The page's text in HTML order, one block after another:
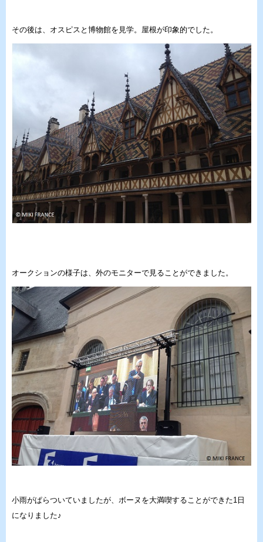
その後は、オスピスと博物館を見学。屋根が印象的でした。
オークションの様子は、外のモニターで見ることができました。
小雨がぱらついていましたが、ボーヌを大満喫することができた1日
になりました♪